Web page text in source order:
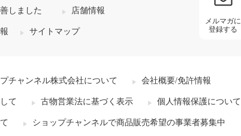
しました 店舗情報
サイトマップ
メルマガに
登録する
チャンネル株式会社について 会社概要/免許情報
て 古物営業法に基づく表示 個人情報保護について
ショップチャンネルで商品販売希望の事業者募集中